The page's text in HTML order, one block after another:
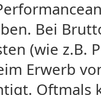
Bei
(wie z.B.
Erwerb
Oftmals